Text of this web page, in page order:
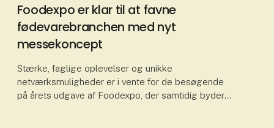
Foodexpo er klar til at favne
fødevarebranchen med nyt
messekoncept
Stærke, faglige oplevelser og unikke
netværksmuligheder er i vente for de besøgende
på årets udgave af Foodexpo, der samtidig byder